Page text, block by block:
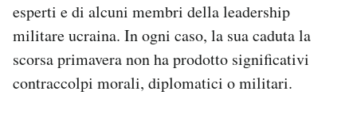
esperti e di alcuni membri della leadership
militare ucraina. In ogni caso, la sua caduta la
scorsa primavera non ha prodotto significativi
contraccolpi morali, diplomatici o militari.